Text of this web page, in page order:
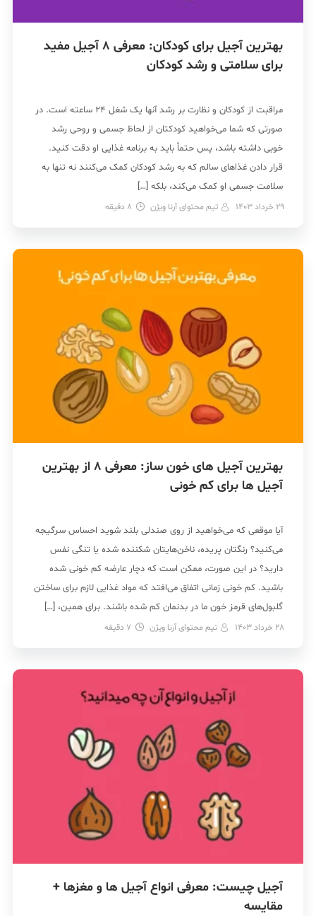
بهترین آجیل برای کودکان: معرفی 8 آجیل مفید
برای سلامتی و رشد کودکان
مراقبت از کودکان و نظارت بر رشد آنها یک شغل ۲۴ ساعته است. در
صورتی که شما می‌خواهید کودکتان از لحاظ جسمی و روحی رشد
خوبی داشته باشد، پس حتماً باید به برنامه غذایی او دقت کنید.
قرار دادن غذاهای سالم که به رشد کودکان کمک می‌کنند نه تنها به
سلامت جسمی او کمک می‌کند، بلکه […]
29 خرداد 1403 تیم محتوای آرنا ویژن 8 دقیقه
بهترین آجیل های خون ساز: معرفی 8 از بهترین
آجیل ها برای کم خونی
آیا موقعی که می‌خواهید از روی صندلی بلند شوید احساس سرگیجه
می‌کنید؟ رنگتان پریده، ناخن‌هایتان شکننده شده یا تنگی نفس
دارید؟ در این صورت، ممکن است که دچار عارضه کم خونی شده
باشید. کم خونی زمانی اتفاق می‌افتد که مواد غذایی لازم برای ساختن
گلبول‌های قرمز خون ما در بدنمان کم شده باشند. برای همین، […]
28 خرداد 1403 تیم محتوای آرنا ویژن 7 دقیقه
آجیل چیست: معرفی انواع آجیل ها و مغزها +
مقایسه